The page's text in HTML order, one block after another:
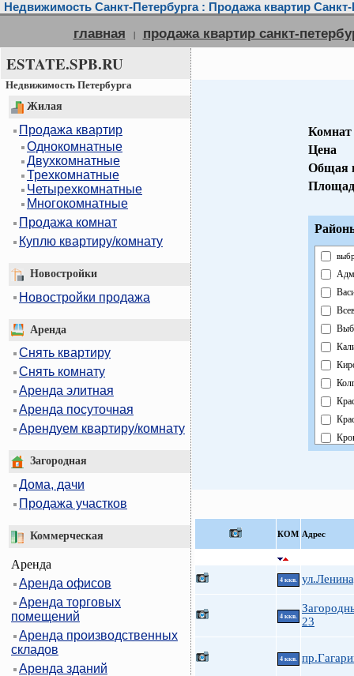
Недвижимость Санкт-Петербурга : Продажа квартир Санкт-
главная | продажа квартир санкт-
ESTATE.SPB.RU
Недвижимость Петербурга
Жилая
Продажа квартир
Однокомнатные
Двухкомнатные
Трехкомнатные
Четырехкомнатные
Многокомнатные
Продажа комнат
Куплю квартиру/комнату
Новостройки
Новостройки продажа
Аренда
Снять квартиру
Снять комнату
Аренда элитная
Аренда посуточная
Арендуем квартиру/комнату
Загородная
Дома, дачи
Продажа участков
Коммерческая
Аренда
Аренда офисов
Аренда торговых
помещений
Аренда производственных
складов
Аренда зданий
Комнат
Цена
Общая
КOМ Адрес
4 ккв.
4 ккв.
23
4 ккв.